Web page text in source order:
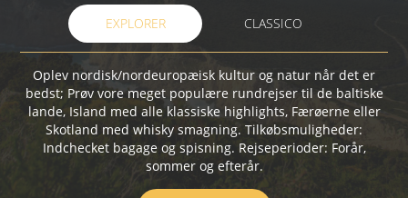
EXPLORER CLASSICO
Oplev nordisk/nordeuropæisk kultur og natur når det er
bedst; Prøv vore meget populære rundrejser til de baltiske
lande, Island med alle klassiske highlights, Færøerne eller
Skotland med whisky smagning. Tilkøbsmuligheder:
Indchecket bagage og spisning. Rejseperioder: Forår,
sommer og efterår.